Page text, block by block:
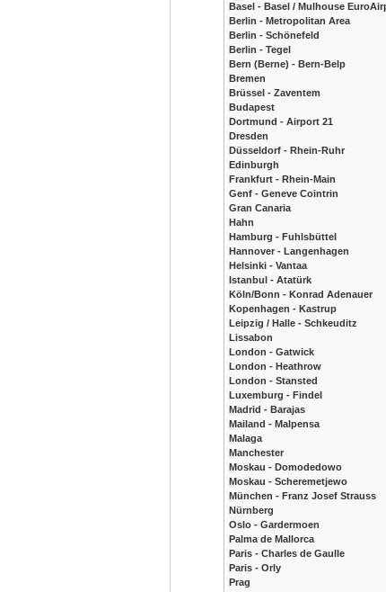
Basel - Basel / Mulhouse
Berlin - Metropolitan Area
Berlin - Schönefeld
Berlin - Tegel
Bern (Berne) - Bern-Belp
Bremen
Brüssel - Zaventem
Budapest
Dortmund - Airport 21
Dresden
Düsseldorf - Rhein-Ruhr
Edinburgh
Frankfurt - Rhein-Main
Genf - Geneve Cointrin
Gran Canaria
Hahn
Hamburg - Fuhlsbüttel
Hannover - Langenhagen
Helsinki - Vantaa
Istanbul - Atatürk
Köln/Bonn - Konrad Adenauer
Kopenhagen - Kastrup
Leipzig / Halle - Schkeuditz
Lissabon
London - Gatwick
London - Heathrow
London - Stansted
Luxemburg - Findel
Madrid - Barajas
Mailand - Malpensa
Malaga
Manchester
Moskau - Domodedowo
Moskau - Scheremetjewo
München - Franz Josef Strauss
Nürnberg
Oslo - Gardermoen
Palma de Mallorca
Paris - Charles de Gaulle
Paris - Orly
Prag